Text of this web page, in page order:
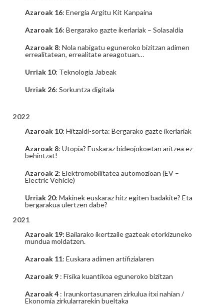
Azaroak 16: Energia Argitu Kit Kanpaina
Azaroak 16: Bergarako gazte ikerlariak – Solasaldia
Azaroak 8: Nola nabigatu eguneroko bizitzan adimen
errealitatean, errealitate areagotuan…
Urriak 10: Teknologia Jabeak
Urriak 26: Sorkuntza digitala
2022
Azaroak 10: Hitzaldi-sorta: Bergarako gazte ikerlariak
Azaroak 8: Utopia? Euskaraz bideojokoetan aritzea ez
behintzat!
Azaroak 2: Elektromobilitatea automozioan (EV –
Electric Vehicle)
Urriak 20: Makinek euskaraz hitz egiten badakite? Eta
bergarakua ulertzen dabe?
2021
Azaroak 19: Bailarako ikertzaile gazteak etorkizuneko
mundua moldatzen.
Azaroak 11: Euskara adimen artifizialaren
Azaroak 9 : Fisika kuantikoa eguneroko bizitzan
Azaroak 4 : Iraunkortasunaren zirkulua itxi nahian /
Ekonomia zirkularrarekin bueltaka